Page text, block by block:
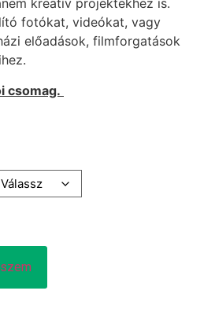
kreatív projektekhez is.
fotókat, videókat, vagy
előadások, filmforgatások
csomag.